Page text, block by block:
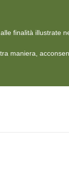
MEDIA
finalità illustrate
maniera,